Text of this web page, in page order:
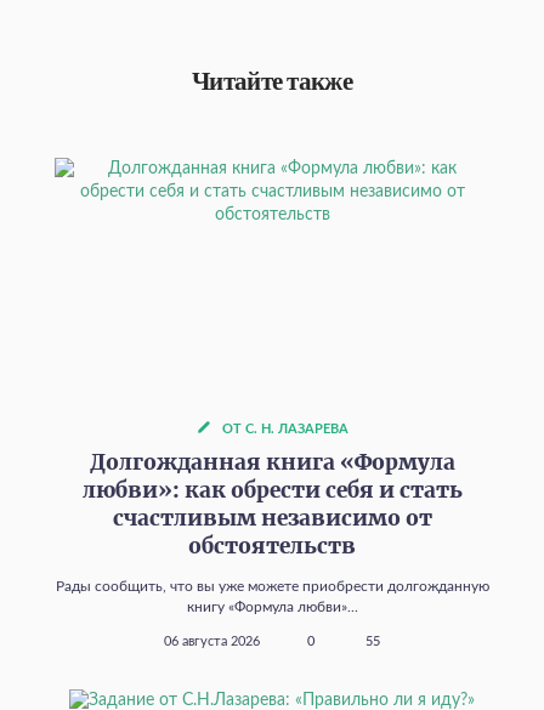
Читайте также
ОТ С. Н. ЛАЗАРЕВА
Долгожданная книга «Формула
любви»: как обрести себя и стать
счастливым независимо от
обстоятельств
Рады сообщить, что вы уже можете приобрести долгожданную
книгу «Формула любви»...
06 августа 2026 0 55